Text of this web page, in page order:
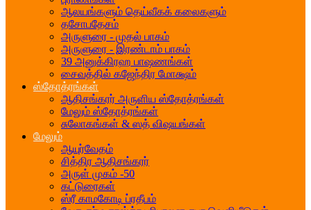
ஆலயங்களும் தெய்வீகக் கலைகளும்
தசோபதேசம்
அருளுரை - முதல் பாகம்
அருளுரை - இரண்டாம் பாகம்
39 அனுக்கிரஹ பாஷணங்கள்
சைவத்தில் கஜேந்திர மோக்ஷம்
ஸ்தோத்ரங்கள்
ஆதிசங்கரர் அருளிய ஸ்தோத்ரங்கள்
மேலும் ஸ்தோத்ரங்கள்
சுலோகங்கள் & ஸத் விஷயங்கள்
மேலும்
ஆயுர்வேதம்
சித்திர ஆதிசங்கரர்
அருள் முகம் -50
கட்டுரைகள்
ஸ்ரீ காமகோடி ப்ரதீபம்